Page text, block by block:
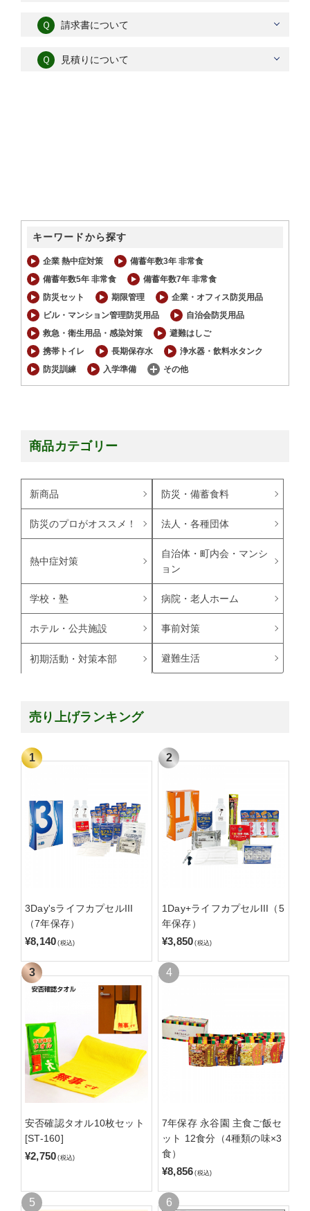
Ｑ 請求書について
Ｑ 見積りについて
キーワードから探す
企業 熱中症対策
備蓄年数3年 非常食
備蓄年数5年 非常食
備蓄年数7年 非常食
防災セット
期限管理
企業・オフィス防災用品
ビル・マンション管理防災用品
自治会防災用品
救急・衛生用品・感染対策
避難はしご
携帯トイレ
長期保存水
浄水器・飲料水タンク
防災訓練
入学準備 その他
商品カテゴリー
新商品 防災・備蓄食料
防災のプロがオススメ！ 法人・各種団体
熱中症対策
自治体・町内会・マンシ
ョン
学校・塾 病院・老人ホーム
ホテル・公共施設 事前対策
初期活動・対策本部 避難生活
売り上げランキング
3Day'sライフカプセルIII
（7年保存）
¥8,140 (税込)
1Day+ライフカプセルIII（5
年保存）
¥3,850 (税込)
安否確認タオル10枚セット
[ST-160]
¥2,750 (税込)
7年保存 永谷園 主食ご飯セ
ット 12食分（4種類の味×3
食）
¥8,856 (税込)